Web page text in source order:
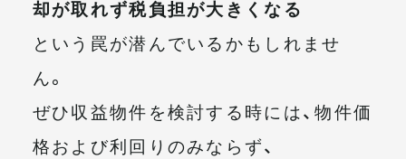
却が取れず税負担が大きくなる
という罠が潜んでいるかもしれませ
ん。
ぜひ収益物件を検討する時には、物件価
格および利回りのみならず、